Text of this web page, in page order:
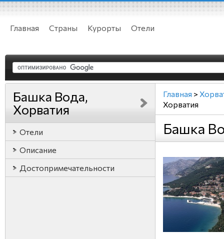
Главная Страны Курорты Отели
Башка Вода,
Хорватия
Отели
Описание
Достопримечательности
Главная >
Хорватия
Башка